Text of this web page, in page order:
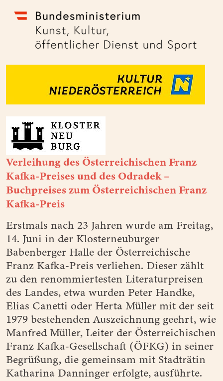
Verleihung des Österreichischen Franz
Kafka-Preises und des Odradek –
Buchpreises zum Österreichischen Franz
Kafka-Preis
Erstmals nach 23 Jahren wurde am Freitag,
14. Juni in der Klosterneuburger
Babenberger Halle der Österreichische
Franz Kafka-Preis verliehen. Dieser zählt
zu den renommiertesten Literaturpreisen
des Landes, etwa wurden Peter Handke,
Elias Canetti oder Herta Müller mit der seit
1979 bestehenden Auszeichnung geehrt, wie
Manfred Müller, Leiter der Österreichischen
Franz Kafka-Gesellschaft (ÖFKG) in seiner
Begrüßung, die gemeinsam mit Stadträtin
Katharina Danninger erfolgte, ausführte.